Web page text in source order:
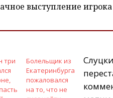
выступление
три
Болельщик из
Екатеринбурга
пожаловался
на то, что не